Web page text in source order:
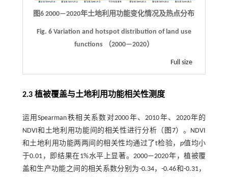
图6 2000—2020年土地利用功能变化情况及热点分布
Fig. 6 Variation and hotspot distribution of land use
functions （2000—2020）
Full size
2.3 植被覆盖与土地利用功能相关性测度
运用Spearman秩相关系数对2000年、2010年、2020年的
NDVI和土地利用功能间的相关性进行分析（ 图7）。NDVI
和土地利用功能两两间的相关性均通过了t检验， p值均小
于0.01，即结果在1%水平上显著。2000—2020年，植被覆
盖和生产功能之间的相关系数分别为-0.34，-0.46和-0.31，